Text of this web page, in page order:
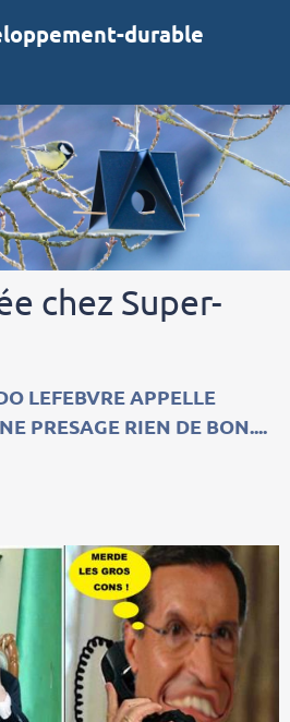
durable
chez Super-
LEFEBVRE APPELLE
PRESAGE RIEN DE BON....